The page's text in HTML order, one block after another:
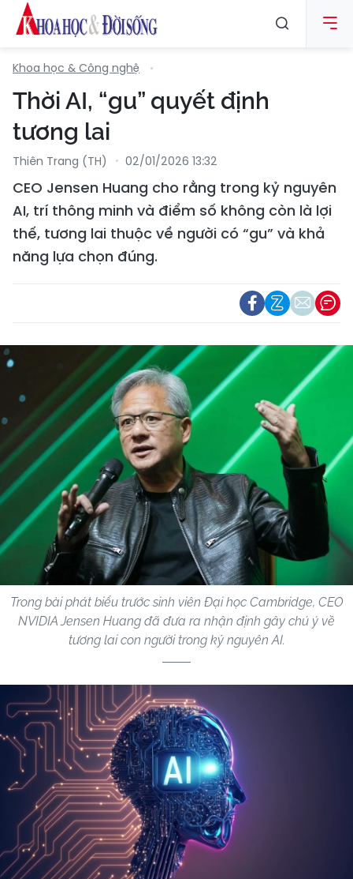
Khoa học & Công nghệ
Thời AI, “gu” quyết định
tương lai
Thiên Trang (TH) 02/01/2026 13:32
CEO Jensen Huang cho rằng trong kỷ nguyên
AI, trí thông minh và điểm số không còn là lợi
thế, tương lai thuộc về người có “gu” và khả
năng lựa chọn đúng.
Trong bài phát biểu trước sinh viên Đại học Cambridge, CEO
NVIDIA Jensen Huang đã đưa ra nhận định gây chú ý về
tương lai con người trong kỷ nguyên AI.